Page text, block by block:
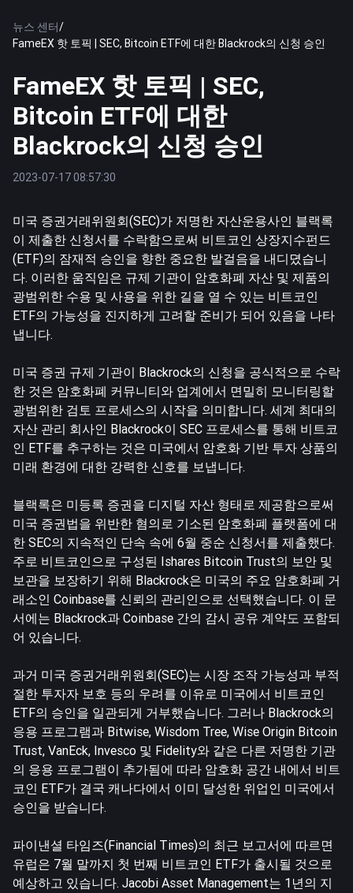
뉴스 센터/
FameEX 핫 토픽 | SEC, Bitcoin ETF에 대한 Blackrock의 신청 승인
FameEX 핫 토픽 | SEC,
Bitcoin ETF에 대한
Blackrock의 신청 승인
2023-07-17 08:57:30
미국 증권거래위원회(SEC)가 저명한 자산운용사인 블랙록
이 제출한 신청서를 수락함으로써 비트코인 상장지수펀드
(ETF)의 잠재적 승인을 향한 중요한 발걸음을 내디뎠습니
다. 이러한 움직임은 규제 기관이 암호화폐 자산 및 제품의
광범위한 수용 및 사용을 위한 길을 열 수 있는 비트코인
ETF의 가능성을 진지하게 고려할 준비가 되어 있음을 나타
냅니다.
미국 증권 규제 기관이 Blackrock의 신청을 공식적으로 수락
한 것은 암호화폐 커뮤니티와 업계에서 면밀히 모니터링할
광범위한 검토 프로세스의 시작을 의미합니다. 세계 최대의
자산 관리 회사인 Blackrock이 SEC 프로세스를 통해 비트코
인 ETF를 추구하는 것은 미국에서 암호화 기반 투자 상품의
미래 환경에 대한 강력한 신호를 보냅니다.
블랙록은 미등록 증권을 디지털 자산 형태로 제공함으로써
미국 증권법을 위반한 혐의로 기소된 암호화폐 플랫폼에 대
한 SEC의 지속적인 단속 속에 6월 중순 신청서를 제출했다.
주로 비트코인으로 구성된 Ishares Bitcoin Trust의 보안 및
보관을 보장하기 위해 Blackrock은 미국의 주요 암호화폐 거
래소인 Coinbase를 신뢰의 관리인으로 선택했습니다. 이 문
서에는 Blackrock과 Coinbase 간의 감시 공유 계약도 포함되
어 있습니다.
과거 미국 증권거래위원회(SEC)는 시장 조작 가능성과 부적
절한 투자자 보호 등의 우려를 이유로 미국에서 비트코인
ETF의 승인을 일관되게 거부했습니다. 그러나 Blackrock의
응용 프로그램과 Bitwise, Wisdom Tree, Wise Origin Bitcoin
Trust, VanEck, Invesco 및 Fidelity와 같은 다른 저명한 기관
의 응용 프로그램이 추가됨에 따라 암호화 공간 내에서 비트
코인 ETF가 결국 캐나다에서 이미 달성한 위업인 미국에서
승인을 받습니다.
파이낸셜 타임즈(Financial Times)의 최근 보고서에 따르면
유럽은 7월 말까지 첫 번째 비트코인 ETF가 출시될 것으로
예상하고 있습니다. Jacobi Asset Management는 1년의 지